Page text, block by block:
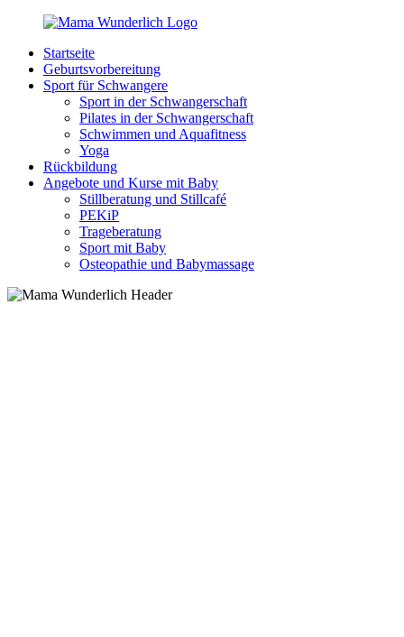
Zurück
Inhalt
MamaWunderlich.de
Mutti
sein
wunderbar!
Startseite
Geburtsvorbereitung
Sport für Schwangere
Sport in der Schwangerschaft
Pilates in der Schwangerschaft
Schwimmen und Aquafitness
Yoga
Rückbildung
Angebote und Kurse mit Baby
Stillberatung und Stillcafé
PEKiP
Trageberatung
Sport mit Baby
Osteopathie und Babymassage